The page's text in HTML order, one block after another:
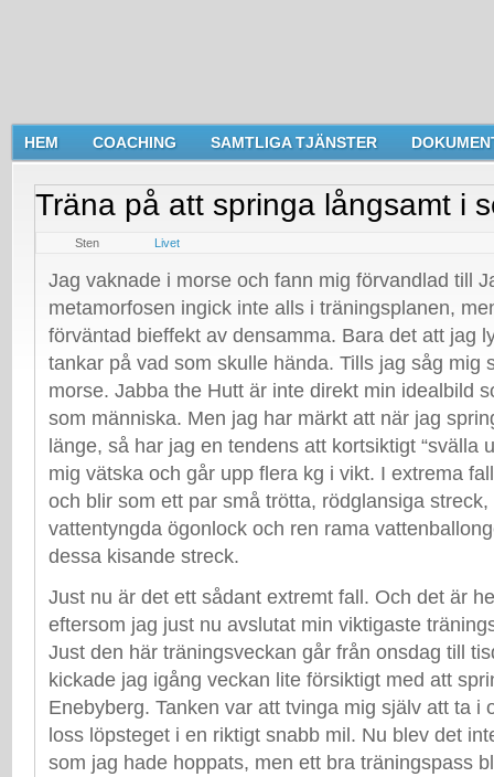
HEM COACHING SAMTLIGA TJÄNSTER
Träna på att springa långsamt i
April 9, 2019
Sten
Livet
Jag vaknade i morse och fann mig förvandlad till
metamorfosen ingick inte alls i träningsplanen,
förväntad bieffekt av densamma. Bara det att jag
tankar på vad som skulle hända. Tills jag såg mig
morse. Jabba the Hutt är inte direkt min idealbild
som människa. Men jag har märkt att när jag
länge, så har jag en tendens att kortsiktigt “svälla
mig vätska och går upp flera kg i vikt. I extrema
och blir som ett par små trötta, rödglansiga
vattentyngda ögonlock och ren rama
dessa kisande streck.
Just nu är det ett sådant extremt fall. Och det är
eftersom jag just nu avslutat min viktigaste
Just den här träningsveckan går från onsdag till
kickade jag igång veckan lite försiktigt med att
Enebyberg. Tanken var att tvinga mig själv att ta i
loss löpsteget i en riktigt snabb mil. Nu blev det
som jag hade hoppats, men ett bra träningspass